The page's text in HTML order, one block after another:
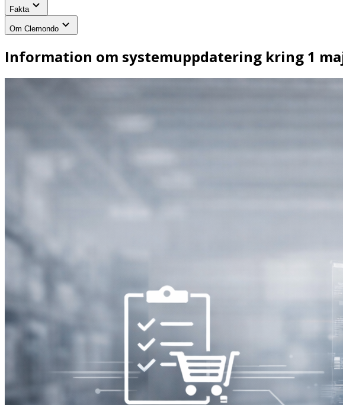
Fakta
Om Clemondo
Information om systemuppdatering kring 1